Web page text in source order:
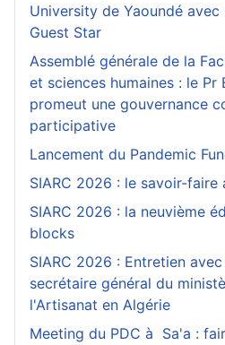
University de Yaoundé avec
Guest Star
Assemblé générale de la
et sciences humaines : le Pr
promeut une gouvernance
participative
Lancement du Pandemic
SIARC 2026 : le savoir-faire
SIARC 2026 : la neuvième
blocks
SIARC 2026 : Entretien
secrétaire général du
l'Artisanat en Algérie
Meeting du PDC à Sa'a :